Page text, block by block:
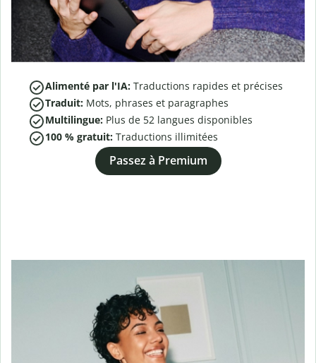
Alimenté par l'IA: Traductions rapides et précises
Traduit: Mots, phrases et paragraphes
Multilingue: Plus de 52 langues disponibles
100 % gratuit: Traductions illimitées
Passez à Premium